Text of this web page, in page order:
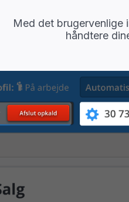
Med det brugervenlige
håndtere